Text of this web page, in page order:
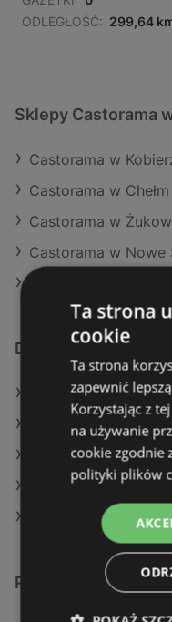
ODLEGŁOŚĆ: 299,64
Sklepy Castorama
Castorama w
Castorama w Chełm
Castorama w
Castorama w Nowe
Dodatkowe łącza
Oferty Castorama
Oferty Leroy Merlin
Oferty OBI
Aktualne gazetki
Aktualne gazetki OBI
Podobne sklepy
Ta strona
cookie
Ta strona
zapewnić
Korzystając z
na używanie
cookie zgodnie
polityki plików